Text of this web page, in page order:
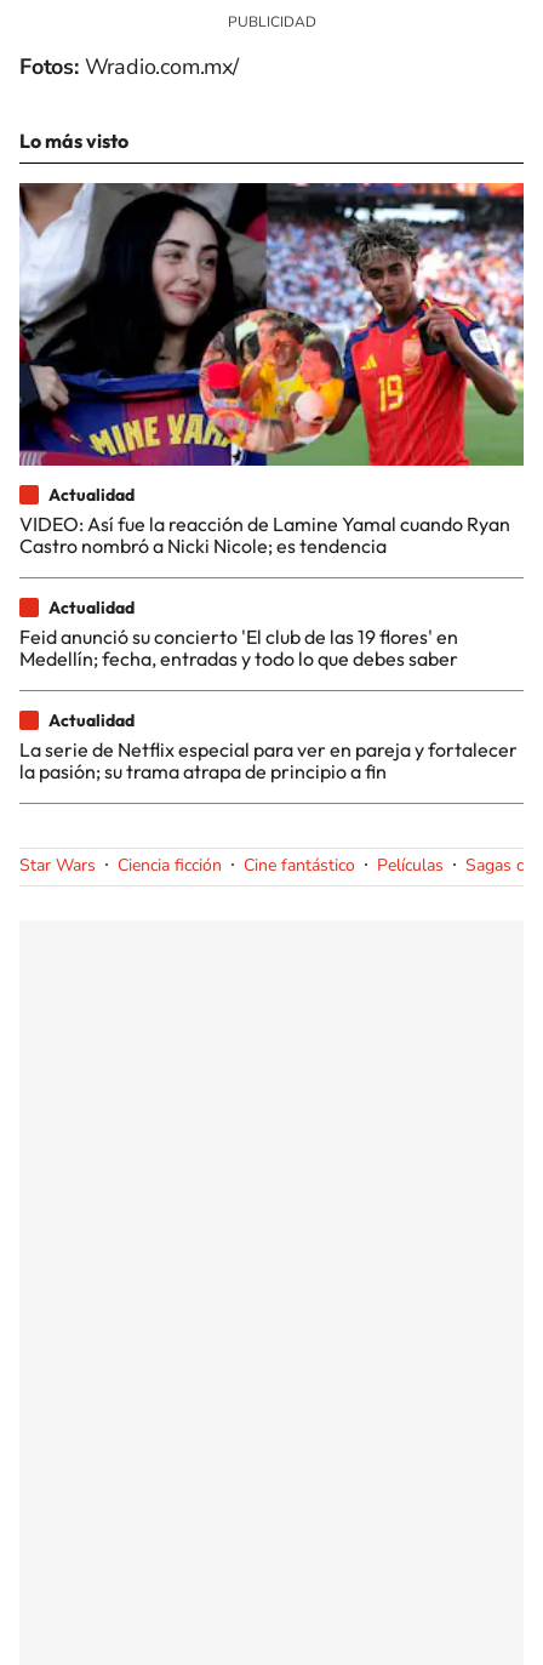
Fotos:Wradio.com.mx/
Lo más visto
Actualidad
VIDEO: Así fue la reacción de Lamine Yamal cuando Ryan
Castro nombró a Nicki Nicole; es tendencia
Actualidad
Feid anunció su concierto 'El club de las 19 flores' en
Medellín; fecha, entradas y todo lo que debes saber
Actualidad
La serie de Netflix especial para ver en pareja y fortalecer
la pasión; su trama atrapa de principio a fin
Star Wars Ciencia ficción Cine fantástico Películas Sagas